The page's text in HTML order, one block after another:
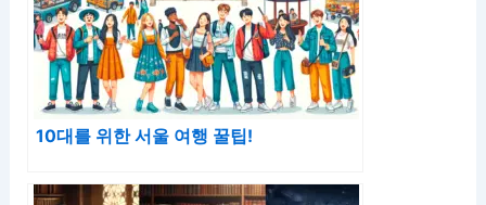
10대를 위한 서울 여행 꿀팁!